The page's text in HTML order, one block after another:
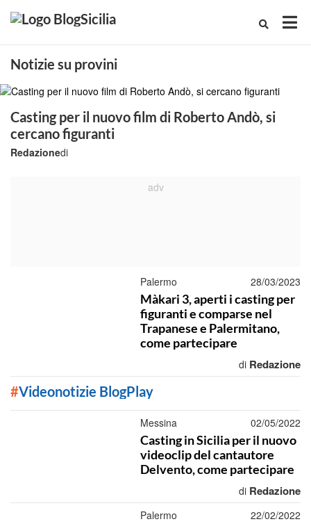
Notizie su provini
Casting per il nuovo film di Roberto Andò, si
cercano figuranti
di
Redazione
Palermo 28/03/2023
Màkari 3, aperti i casting per
figuranti e comparse nel
Trapanese e Palermitano,
come partecipare
di Redazione
#Videonotizie BlogPlay
Messina 02/05/2022
Casting in Sicilia per il nuovo
videoclip del cantautore
Delvento, come partecipare
di Redazione
Palermo 22/02/2022